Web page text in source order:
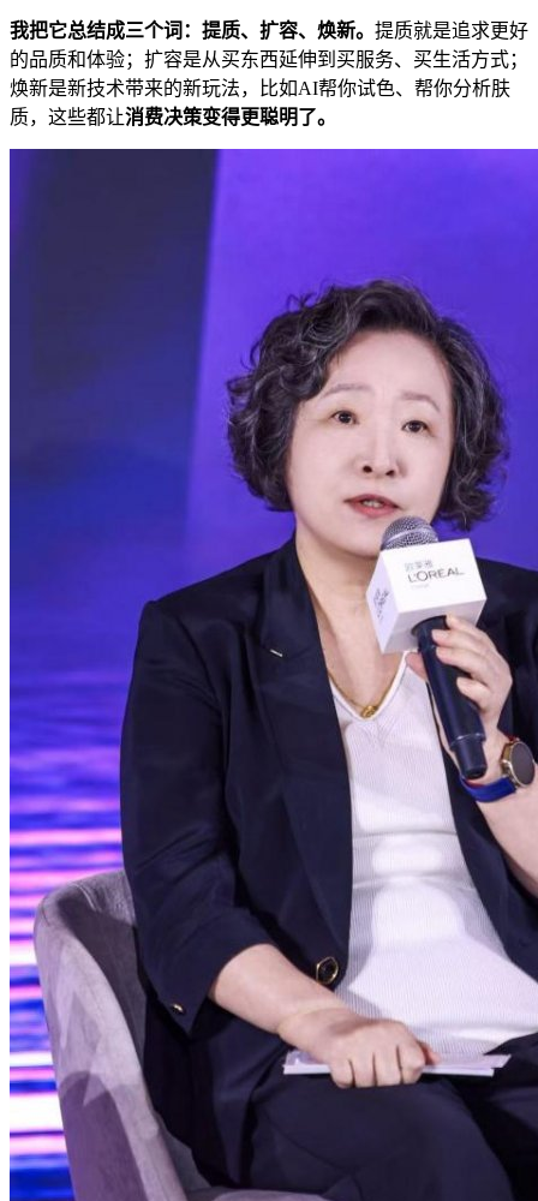
我把它总结成三个词：提质、扩容、焕新。 提质就是追求更好
的品质和体验；扩容是从买东西延伸到买服务、买生活方式；
焕新是新技术带来的新玩法，比如AI帮你试色、帮你分析肤
质，这些都让消费决策变得更聪明了。